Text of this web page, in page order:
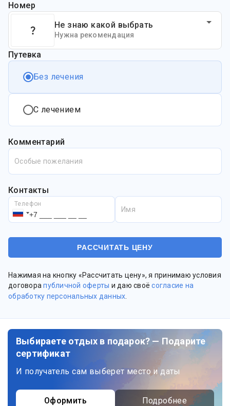
Номер
Не знаю какой выбрать
Нужна рекомендация
Путевка
Без лечения
С лечением
Комментарий
Особые пожелания
Контакты
Телефон
Имя
Нажимая на кнопку «Рассчитать цену», я принимаю условия
договорапубличной оферты и даю своёсогласие на
обработку персональных данных
Выбираете отдых в подарок? — Подарите
сертификат
И получатель сам выберет место и даты
Оформить Подробнее